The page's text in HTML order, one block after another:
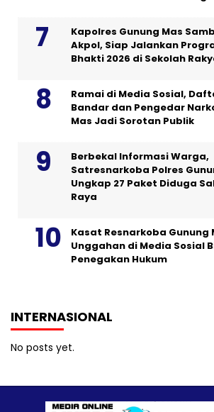
Kapolres Gunung Mas
Akpol, Siap Jalankan
Bhakti 2026 di Sekolah
Ramai di Media Sosial,
Bandar dan Pengedar
Mas Jadi Sorotan Publik
Berbekal Informasi Warga,
Satresnarkoba Polres
Ungkap 27 Paket Diduga
Raya
Kasat Resnarkoba Gunung
Unggahan di Media Sosial
Penegakan Hukum
INTERNASIONAL
No posts yet.